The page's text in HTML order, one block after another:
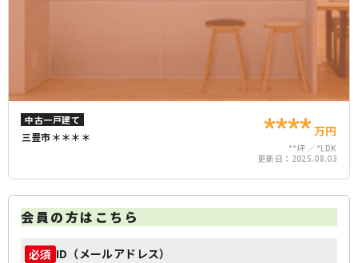
中古一戸建て
三豊市＊＊＊＊ ****万円
**坪
*LDK
更新日： 2025.08.03
会員の方はこちら
必須 ID（メールアドレス）